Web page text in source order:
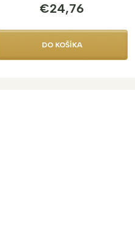
€24,76
DO KOŠÍKA